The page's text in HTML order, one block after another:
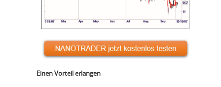
Einen Vorteil erlangen